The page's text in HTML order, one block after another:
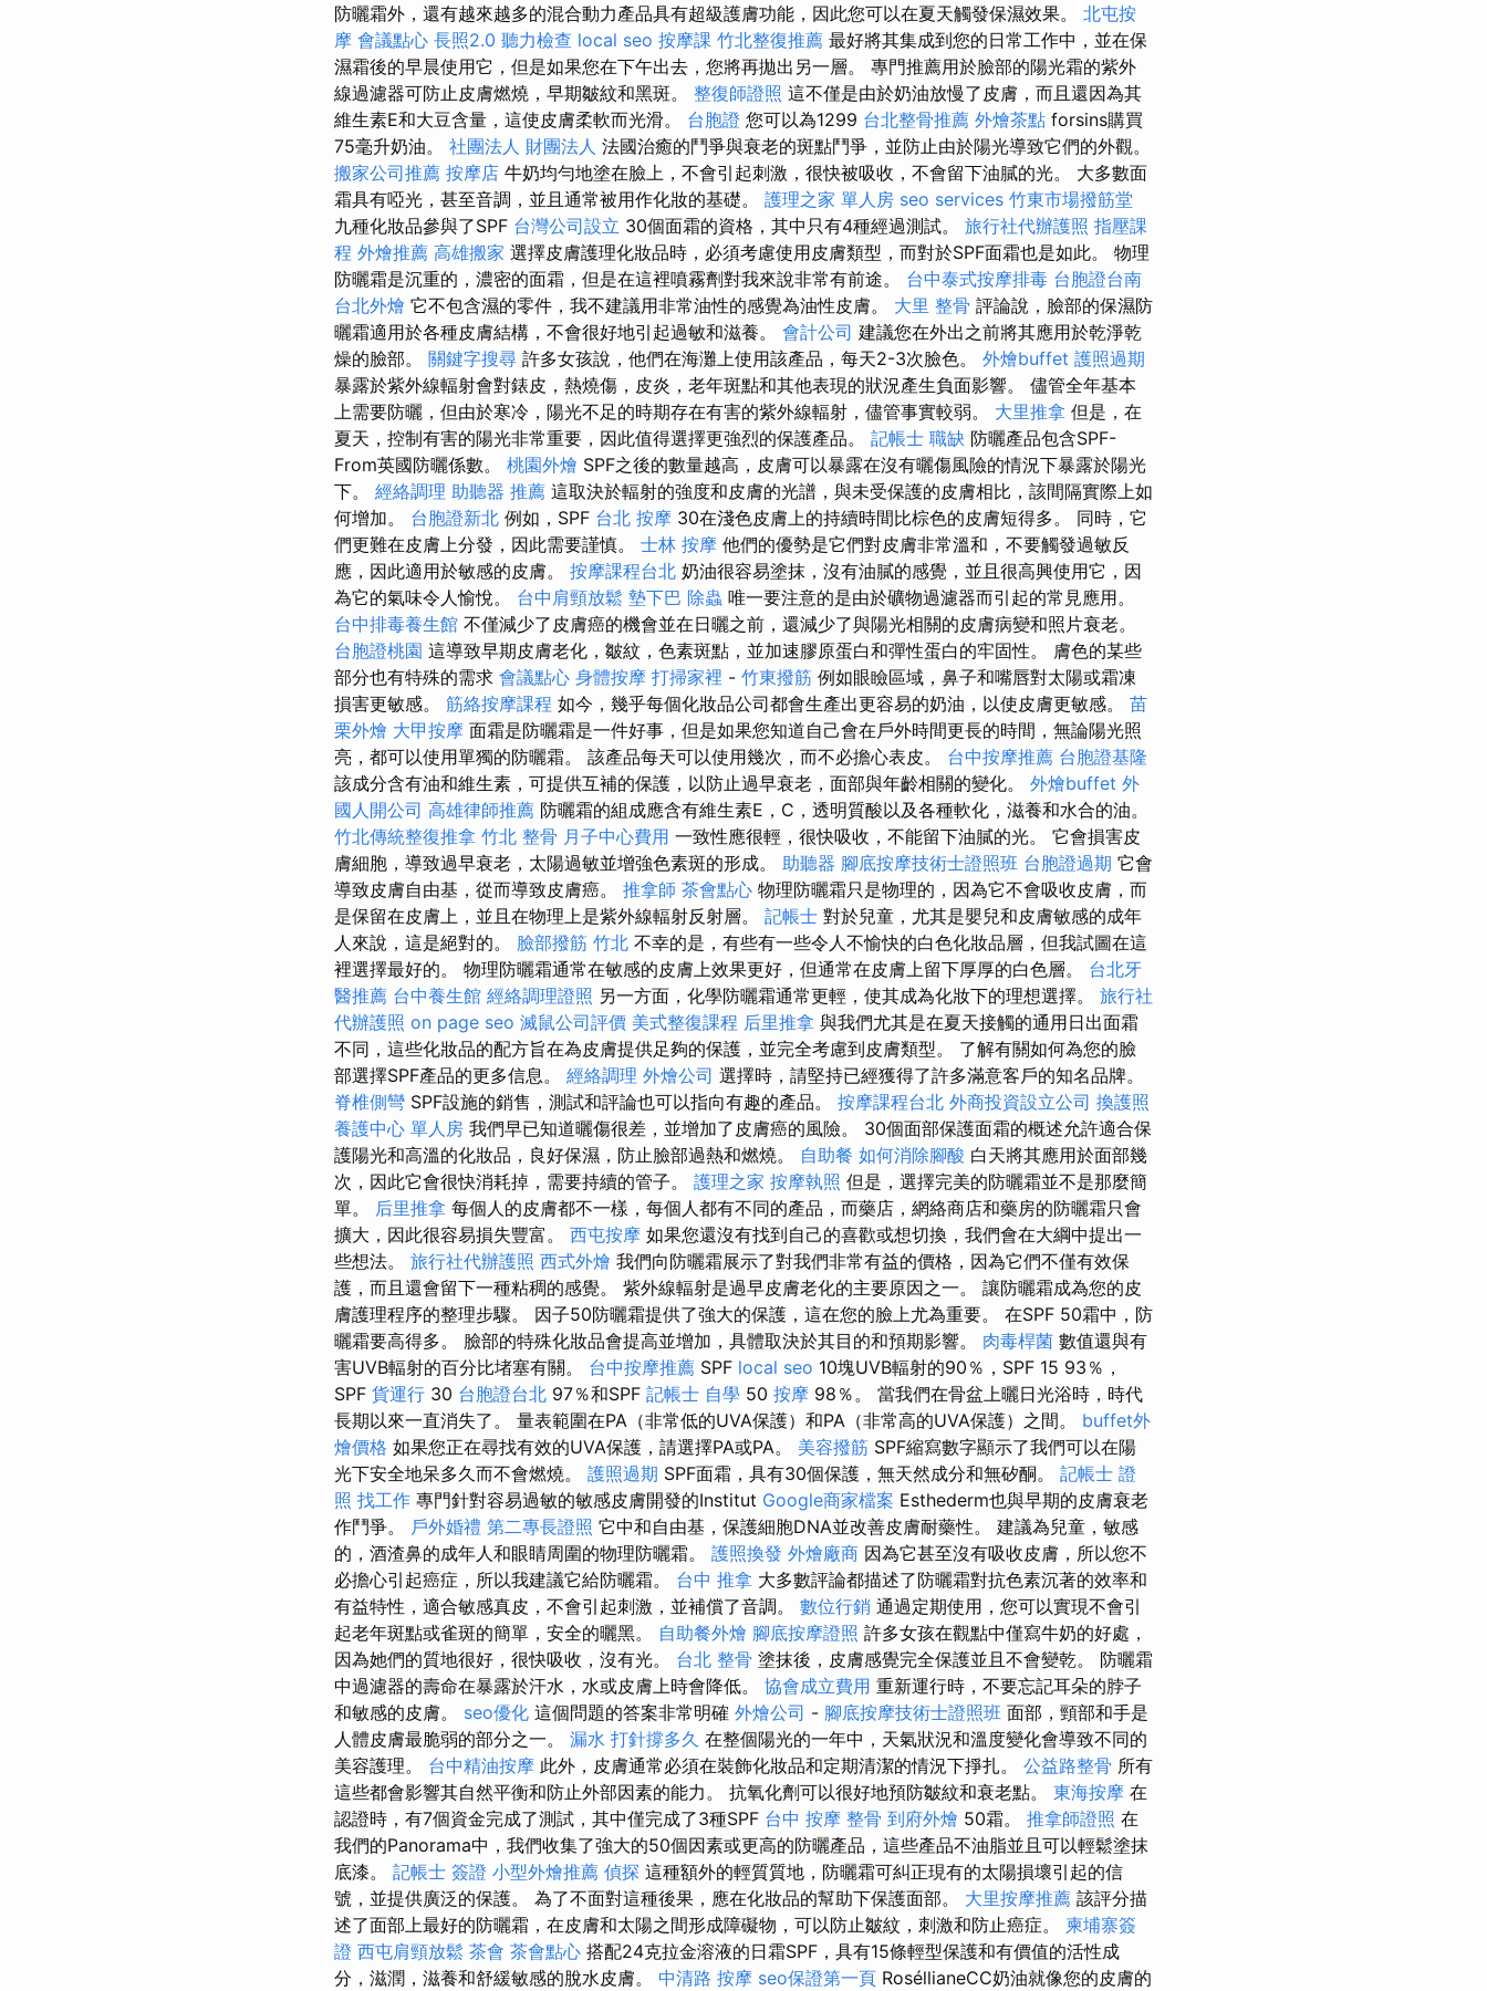
防曬霜外，還有越來越多的混合動力產品具有超級護膚功能，因此您可以在夏天觸發保濕效果。 北屯按
摩 會議點心 長照2.0 聽力檢查 local seo 按摩課 竹北整復推薦 最好將其集成到您的日常工作中，並在保
濕霜後的早晨使用它，但是如果您在下午出去，您將再拋出另一層。 專門推薦用於臉部的陽光霜的紫外
線過濾器可防止皮膚燃燒，早期皺紋和黑斑。 整復師證照 這不僅是由於奶油放慢了皮膚，而且還因為其
維生素E和大豆含量，這使皮膚柔軟而光滑。 台胞證 您可以為1299 台北整骨推薦 外燴茶點 forsins購買
75毫升奶油。 社團法人 財團法人 法國治癒的鬥爭與衰老的斑點鬥爭，並防止由於陽光導致它們的外觀。
搬家公司推薦 按摩店 牛奶均勻地塗在臉上，不會引起刺激，很快被吸收，不會留下油膩的光。 大多數面
霜具有啞光，甚至音調，並且通常被用作化妝的基礎。 護理之家 單人房 seo services 竹東市場撥筋堂
九種化妝品參與了SPF 台灣公司設立 30個面霜的資格，其中只有4種經過測試。 旅行社代辦護照 指壓課
程 外燴推薦 高雄搬家 選擇皮膚護理化妝品時，必須考慮使用皮膚類型，而對於SPF面霜也是如此。 物理
防曬霜是沉重的，濃密的面霜，但是在這裡噴霧劑對我來說非常有前途。 台中泰式按摩排毒 台胞證台南
台北外燴 它不包含濕的零件，我不建議用非常油性的感覺為油性皮膚。 大里 整骨 評論說，臉部的保濕防
曬霜適用於各種皮膚結構，不會很好地引起過敏和滋養。 會計公司 建議您在外出之前將其應用於乾淨乾
燥的臉部。 關鍵字搜尋 許多女孩說，他們在海灘上使用該產品，每天2-3次臉色。 外燴buffet 護照過期
暴露於紫外線輻射會對錶皮，熱燒傷，皮炎，老年斑點和其他表現的狀況產生負面影響。 儘管全年基本
上需要防曬，但由於寒冷，陽光不足的時期存在有害的紫外線輻射，儘管事實較弱。 大里推拿 但是，在
夏天，控制有害的陽光非常重要，因此值得選擇更強烈的保護產品。 記帳士 職缺 防曬產品包含SPF-
From英國防曬係數。 桃園外燴 SPF之後的數量越高，皮膚可以暴露在沒有曬傷風險的情況下暴露於陽光
下。 經絡調理 助聽器 推薦 這取決於輻射的強度和皮膚的光譜，與未受保護的皮膚相比，該間隔實際上如
何增加。 台胞證新北 例如，SPF 台北 按摩 30在淺色皮膚上的持續時間比棕色的皮膚短得多。 同時，它
們更難在皮膚上分發，因此需要謹慎。 士林 按摩 他們的優勢是它們對皮膚非常溫和，不要觸發過敏反
應，因此適用於敏感的皮膚。 按摩課程台北 奶油很容易塗抹，沒有油膩的感覺，並且很高興使用它，因
為它的氣味令人愉悅。 台中肩頸放鬆 墊下巴 除蟲 唯一要注意的是由於礦物過濾器而引起的常見應用。
台中排毒養生館 不僅減少了皮膚癌的機會並在日曬之前，還減少了與陽光相關的皮膚病變和照片衰老。
台胞證桃園 這導致早期皮膚老化，皺紋，色素斑點，並加速膠原蛋白和彈性蛋白的牢固性。 膚色的某些
部分也有特殊的需求 會議點心 身體按摩 打掃家裡 - 竹東撥筋 例如眼瞼區域，鼻子和嘴唇對太陽或霜凍
損害更敏感。 筋絡按摩課程 如今，幾乎每個化妝品公司都會生產出更容易的奶油，以使皮膚更敏感。 苗
栗外燴 大甲按摩 面霜是防曬霜是一件好事，但是如果您知道自己會在戶外時間更長的時間，無論陽光照
亮，都可以使用單獨的防曬霜。 該產品每天可以使用幾次，而不必擔心表皮。 台中按摩推薦 台胞證基隆
該成分含有油和維生素，可提供互補的保護，以防止過早衰老，面部與年齡相關的變化。 外燴buffet 外
國人開公司 高雄律師推薦 防曬霜的組成應含有維生素E，C，透明質酸以及各種軟化，滋養和水合的油。
竹北傳統整復推拿 竹北 整骨 月子中心費用 一致性應很輕，很快吸收，不能留下油膩的光。 它會損害皮
膚細胞，導致過早衰老，太陽過敏並增強色素斑的形成。 助聽器 腳底按摩技術士證照班 台胞證過期 它會
導致皮膚自由基，從而導致皮膚癌。 推拿師 茶會點心 物理防曬霜只是物理的，因為它不會吸收皮膚，而
是保留在皮膚上，並且在物理上是紫外線輻射反射層。 記帳士 對於兒童，尤其是嬰兒和皮膚敏感的成年
人來說，這是絕對的。 臉部撥筋 竹北 不幸的是，有些有一些令人不愉快的白色化妝品層，但我試圖在這
裡選擇最好的。 物理防曬霜通常在敏感的皮膚上效果更好，但通常在皮膚上留下厚厚的白色層。 台北牙
醫推薦 台中養生館 經絡調理證照 另一方面，化學防曬霜通常更輕，使其成為化妝下的理想選擇。 旅行社
代辦護照 on page seo 滅鼠公司評價 美式整復課程 后里推拿 與我們尤其是在夏天接觸的通用日出面霜
不同，這些化妝品的配方旨在為皮膚提供足夠的保護，並完全考慮到皮膚類型。 了解有關如何為您的臉
部選擇SPF產品的更多信息。 經絡調理 外燴公司 選擇時，請堅持已經獲得了許多滿意客戶的知名品牌。
脊椎側彎 SPF設施的銷售，測試和評論也可以指向有趣的產品。 按摩課程台北 外商投資設立公司 換護照
養護中心 單人房 我們早已知道曬傷很差，並增加了皮膚癌的風險。 30個面部保護面霜的概述允許適合保
護陽光和高溫的化妝品，良好保濕，防止臉部過熱和燃燒。 自助餐 如何消除腳酸 白天將其應用於面部幾
次，因此它會很快消耗掉，需要持續的管子。 護理之家 按摩執照 但是，選擇完美的防曬霜並不是那麼簡
單。 后里推拿 每個人的皮膚都不一樣，每個人都有不同的產品，而藥店，網絡商店和藥房的防曬霜只會
擴大，因此很容易損失豐富。 西屯按摩 如果您還沒有找到自己的喜歡或想切換，我們會在大綱中提出一
些想法。 旅行社代辦護照 西式外燴 我們向防曬霜展示了對我們非常有益的價格，因為它們不僅有效保
護，而且還會留下一種粘稠的感覺。 紫外線輻射是過早皮膚老化的主要原因之一。 讓防曬霜成為您的皮
膚護理程序的整理步驟。 因子50防曬霜提供了強大的保護，這在您的臉上尤為重要。 在SPF 50霜中，防
曬霜要高得多。 臉部的特殊化妝品會提高並增加，具體取決於其目的和預期影響。 肉毒桿菌 數值還與有
害UVB輻射的百分比堵塞有關。 台中按摩推薦 SPF local seo 10塊UVB輻射的90％，SPF 15 93％，
SPF 貨運行 30 台胞證台北 97％和SPF 記帳士 自學 50 按摩 98％。 當我們在骨盆上曬日光浴時，時代
長期以來一直消失了。 量表範圍在PA（非常低的UVA保護）和PA（非常高的UVA保護）之間。 buffet外
燴價格 如果您正在尋找有效的UVA保護，請選擇PA或PA。 美容撥筋 SPF縮寫數字顯示了我們可以在陽
光下安全地呆多久而不會燃燒。 護照過期 SPF面霜，具有30個保護，無天然成分和無矽酮。 記帳士 證
照 找工作 專門針對容易過敏的敏感皮膚開發的Institut Google商家檔案 Esthederm也與早期的皮膚衰老
作鬥爭。 戶外婚禮 第二專長證照 它中和自由基，保護細胞DNA並改善皮膚耐藥性。 建議為兒童，敏感
的，酒渣鼻的成年人和眼睛周圍的物理防曬霜。 護照換發 外燴廠商 因為它甚至沒有吸收皮膚，所以您不
必擔心引起癌症，所以我建議它給防曬霜。 台中 推拿 大多數評論都描述了防曬霜對抗色素沉著的效率和
有益特性，適合敏感真皮，不會引起刺激，並補償了音調。 數位行銷 通過定期使用，您可以實現不會引
起老年斑點或雀斑的簡單，安全的曬黑。 自助餐外燴 腳底按摩證照 許多女孩在觀點中僅寫牛奶的好處，
因為她們的質地很好，很快吸收，沒有光。 台北 整骨 塗抹後，皮膚感覺完全保護並且不會變乾。 防曬霜
中過濾器的壽命在暴露於汗水，水或皮膚上時會降低。 協會成立費用 重新運行時，不要忘記耳朵的脖子
和敏感的皮膚。 seo優化 這個問題的答案非常明確 外燴公司 - 腳底按摩技術士證照班 面部，頸部和手是
人體皮膚最脆弱的部分之一。 漏水 打針撐多久 在整個陽光的一年中，天氣狀況和溫度變化會導致不同的
美容護理。 台中精油按摩 此外，皮膚通常必須在裝飾化妝品和定期清潔的情況下掙扎。 公益路整骨 所有
這些都會影響其自然平衡和防止外部因素的能力。 抗氧化劑可以很好地預防皺紋和衰老點。 東海按摩 在
認證時，有7個資金完成了測試，其中僅完成了3種SPF 台中 按摩 整骨 到府外燴 50霜。 推拿師證照 在
我們的Panorama中，我們收集了強大的50個因素或更高的防曬產品，這些產品不油脂並且可以輕鬆塗抹
底漆。 記帳士 簽證 小型外燴推薦 偵探 這種額外的輕質質地，防曬霜可糾正現有的太陽損壞引起的信
號，並提供廣泛的保護。 為了不面對這種後果，應在化妝品的幫助下保護面部。 大里按摩推薦 該評分描
述了面部上最好的防曬霜，在皮膚和太陽之間形成障礙物，可以防止皺紋，刺激和防止癌症。 柬埔寨簽
證 西屯肩頸放鬆 茶會 茶會點心 搭配24克拉金溶液的日霜SPF，具有15條輕型保護和有價值的活性成
分，滋潤，滋養和舒緩敏感的脫水皮膚。 中清路 按摩 seo保證第一頁 RoséllianeCC奶油就像您的皮膚的